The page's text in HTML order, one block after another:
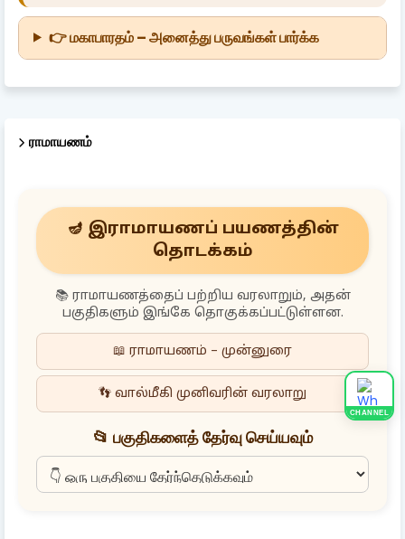
👉 மகாபாரதம் – அனைத்து பருவங்கள் பார்க்க
ராமாயணம்
🪔 இராமாயணப் பயணத்தின்
தொடக்கம்
📚 ராமாயணத்தைப் பற்றிய வரலாறும், அதன்
பகுதிகளும் இங்கே தொகுக்கப்பட்டுள்ளன.
📖 ராமாயணம் – முன்னுரை
👣 வால்மீகி முனிவரின் வரலாறு
📂 பகுதிகளைத் தேர்வு செய்யவும்
CHANNEL